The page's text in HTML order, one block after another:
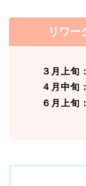
リワ
３月上旬
４月中旬
６月上旬
リワ